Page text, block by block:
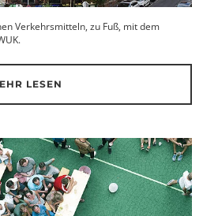
Verkehrsmitteln, zu Fuß, mit dem
LESEN